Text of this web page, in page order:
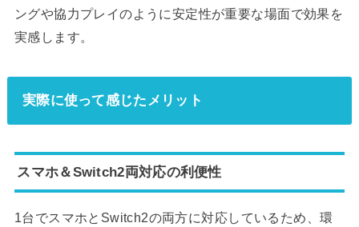
ングや協力プレイのように安定性が重要な場面で効果を
実感します。
実際に使って感じたメリット
スマホ＆Switch2両対応の利便性
1台でスマホとSwitch2の両方に対応しているため、環